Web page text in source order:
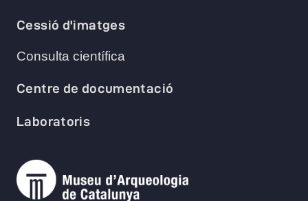
Cessió d'imatges
Consulta científica
Centre de documentació
Laboratoris